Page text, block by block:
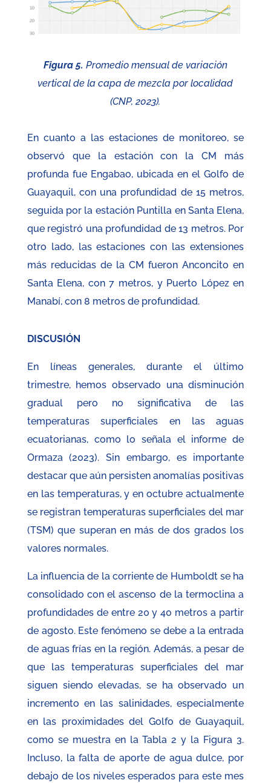
Figura 5. Promedio mensual de variación
vertical de la capa de mezcla por localidad
(CNP, 2023).
En cuanto a las estaciones de monitoreo, se
observó que la estación con la CM más
profunda fue Engabao, ubicada en el Golfo de
Guayaquil, con una profundidad de 15 metros,
seguida por la estación Puntilla en Santa Elena,
que registró una profundidad de 13 metros. Por
otro lado, las estaciones con las extensiones
más reducidas de la CM fueron Anconcito en
Santa Elena, con 7 metros, y Puerto López en
Manabí, con 8 metros de profundidad.
DISCUSIÓN
En líneas generales, durante el último
trimestre, hemos observado una disminución
gradual pero no significativa de las
temperaturas superficiales en las aguas
ecuatorianas, como lo señala el informe de
Ormaza (2023). Sin embargo, es importante
destacar que aún persisten anomalías positivas
en las temperaturas, y en octubre actualmente
se registran temperaturas superficiales del mar
(TSM) que superan en más de dos grados los
valores normales.
La influencia de la corriente de Humboldt se ha
consolidado con el ascenso de la termoclina a
profundidades de entre 20 y 40 metros a partir
de agosto. Este fenómeno se debe a la entrada
de aguas frías en la región. Además, a pesar de
que las temperaturas superficiales del mar
siguen siendo elevadas, se ha observado un
incremento en las salinidades, especialmente
en las proximidades del Golfo de Guayaquil,
como se muestra en la Tabla 2 y la Figura 3.
Incluso, la falta de aporte de agua dulce, por
debajo de los niveles esperados para este mes